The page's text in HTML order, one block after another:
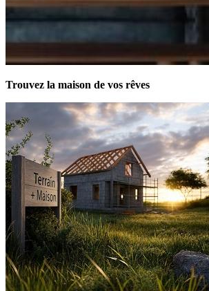
Trouvez la maison de vos rêves